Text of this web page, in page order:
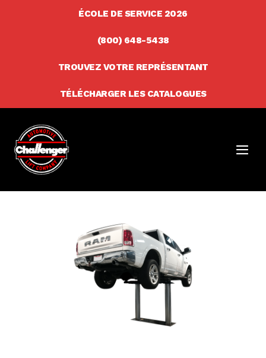
ÉCOLE DE SERVICE 2026
(800) 648-5438
TROUVEZ VOTRE REPRÉSENTANT
TÉLÉCHARGER LES CATALOGUES